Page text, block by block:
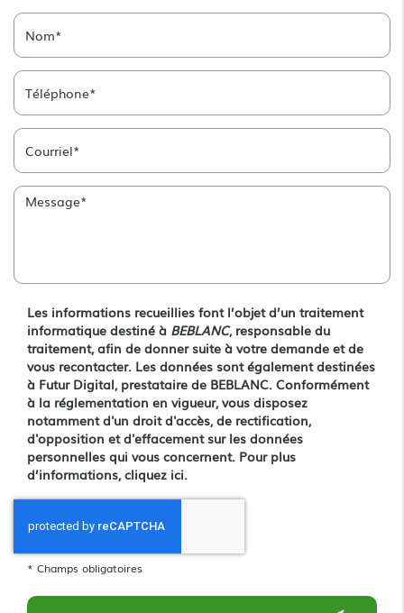
Les informations recueillies font l’objet d’un traitement
informatique destiné à BEBLANC, responsable du
traitement, afin de donner suite à votre demande et de
vous recontacter. Les données sont également destinées
à Futur Digital, prestataire de BEBLANC. Conformément
à la réglementation en vigueur, vous disposez
notamment d'un droit d'accès, de rectification,
d'opposition et d'effacement sur les données
personnelles qui vous concernent. Pour plus
d’informations, cliquez ici.
* Champs obligatoires